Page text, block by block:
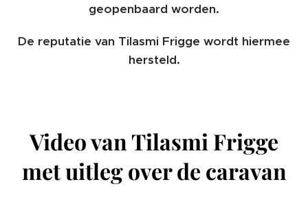
geopenbaard worden.
De reputatie van Tilasmi Frigge wordt hiermee
hersteld.
Video van Tilasmi Frigge
met uitleg over de caravan